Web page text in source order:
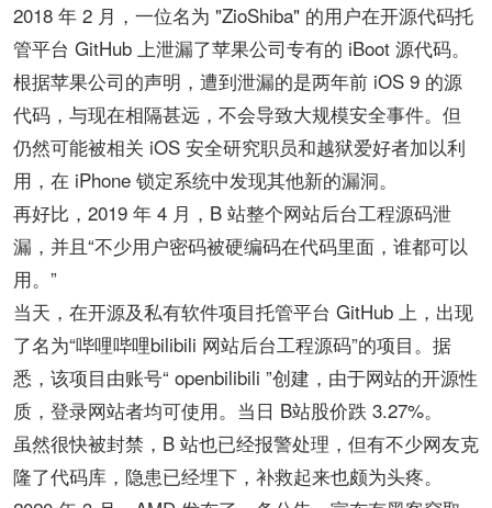
2018 年 2 月，一位名为 "ZioShiba" 的用户在开源代码托
管平台 GitHub 上泄漏了苹果公司专有的 iBoot 源代码。
根据苹果公司的声明，遭到泄漏的是两年前 iOS 9 的源
代码，与现在相隔甚远，不会导致大规模安全事件。但
仍然可能被相关 iOS 安全研究职员和越狱爱好者加以利
用，在 iPhone 锁定系统中发现其他新的漏洞。
再好比，2019 年 4 月，B 站整个网站后台工程源码泄
漏，并且“不少用户密码被硬编码在代码里面，谁都可以
用。”
当天，在开源及私有软件项目托管平台 GitHub 上，出现
了名为“哔哩哔哩bilibili 网站后台工程源码”的项目。据
悉，该项目由账号“ openbilibili ”创建，由于网站的开源性
质，登录网站者均可使用。当日 B站股价跌 3.27%。
虽然很快被封禁，B 站也已经报警处理，但有不少网友克
隆了代码库，隐患已经埋下，补救起来也颇为头疼。